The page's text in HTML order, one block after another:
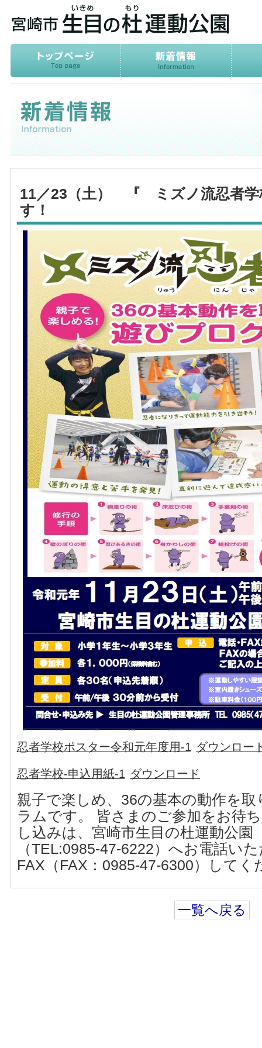
11／23（土） 『 ミズノ流忍者
す！
忍者学校ポスター令和元年度用-1 ダウンロー
忍者学校-申込用紙-1 ダウンロード
親子で楽しめ、36の基本の動作を
ラムです。 皆さまのご参加をお待
し込みは、宮崎市生目の杜運動公
（TEL:0985-47-6222）へお電話い
FAX（FAX：0985-47-6300）してく
一覧へ戻る